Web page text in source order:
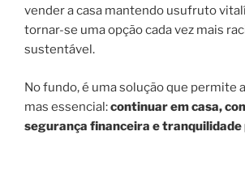
vender a casa mantendo usufruto
tornar-se uma opção cada vez mais
sustentável.
No fundo, é uma solução que permite
mas essencial:continuar em casa,
segurança financeira e